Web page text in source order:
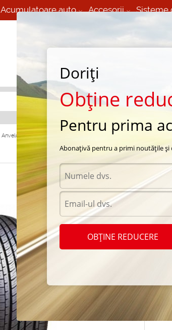
Acumulatoare auto Accesorii Sisteme
Vulcanizare Mobila 24/7 non
Anvelope de vara Michelin Energy MXV4/ Michelin Energy
Doriți
Obține
Pentru prima
Abonațivă pentru a primi noutățile și
OBȚINE REDUCERE